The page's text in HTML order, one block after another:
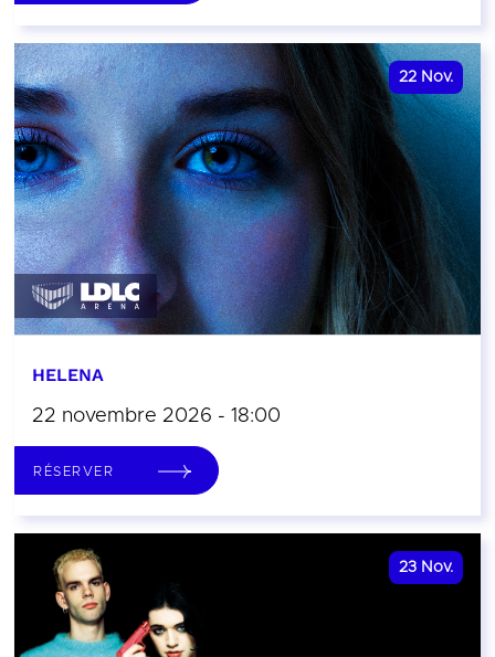
22 Nov.
HELENA
22 novembre 2026 - 18:00
RÉSERVER
23 Nov.